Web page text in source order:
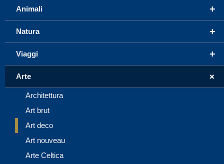
+
Animali
+
Natura
+
Viaggi
+
Arte
Architettura
Art brut
Art deco
Art nouveau
Arte Celtica